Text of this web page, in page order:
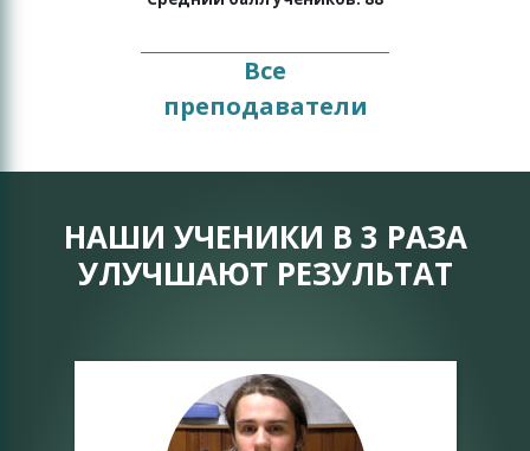
Все
преподаватели
НАШИ УЧЕНИКИ В 3 РАЗА
УЛУЧШАЮТ РЕЗУЛЬТАТ